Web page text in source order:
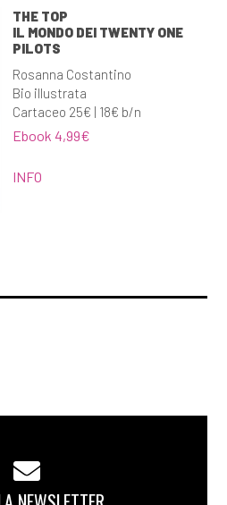
THE TOP
IL MONDO DEI TWENTY ONE
PILOTS
Rosanna Costantino
Bio illustrata
Cartaceo 25€ | 18€ b/n
Ebook 4,99€
INFO